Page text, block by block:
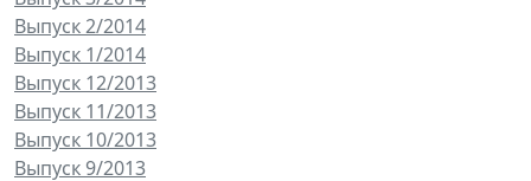
Выпуск 2/2014
Выпуск 1/2014
Выпуск 12/2013
Выпуск 11/2013
Выпуск 10/2013
Выпуск 9/2013